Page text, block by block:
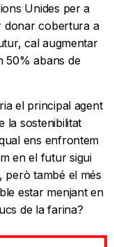
Unides per a
donar cobertura a
cal augmentar
50% abans de
el principal agent
la sostenibilitat
ens enfrontem
en el futur sigui
però també el més
estar menjant en
de la farina?